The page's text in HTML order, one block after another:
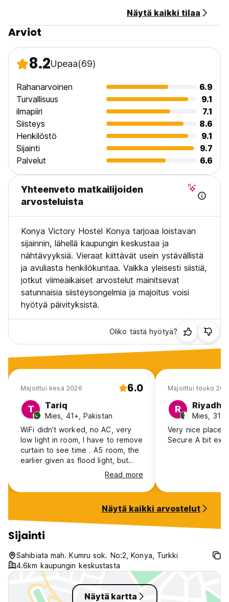
Näytä kaikki tilaa
Arviot
8.2Upeaa(69)
Rahanarvoinen
6.9
Turvallisuus
9.1
ilmapiiri
7.1
Siisteys
8.6
Henkilöstö
9.1
Sijainti
9.7
Palvelut
6.6
Yhteenveto matkailijoiden
arvosteluista
Konya Victory Hostel Konya tarjoaa loistavan
sijainnin, lähellä kaupungin keskustaa ja
nähtävyyksiä. Vieraat kiittävät usein ystävällistä
ja avuliasta henkilökuntaa. Vaikka yleisesti siistiä,
jotkut viimeaikaiset arvostelut mainitsevat
satunnaisia siisteysongelmia ja majoitus voisi
hyötyä päivityksistä.
Oliko tästä hyötyä?
Majoittui kesä 2026 6.0
T Tariq
Mies, 41+, Pakistan
WiFi didn’t worked, no AC, very
low light in room, I have to remove
curtain to see time . A5 room, the
earlier given as flood light, but
mattress very old you can feel
wires of the mattress. Thanks to
Mustafa he changed my room. No
that cost 33 euro per night I could
have stayed at better place. I
don’t recommend to people
coming overseas.
Read more
Majoittui touko
R Riyadh
Mies, 31-
Very nice place
Secure A bit
Näytä kaikki arvostelut
Sijainti
Sahibiata mah. Kumru sok. No:2, Konya, Turkki
4.6km kaupungin keskustasta
Näytä kartta